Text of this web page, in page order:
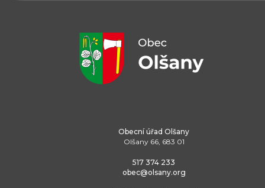
Obecní úřad Olšany
Olšany 66, 683 01
517 374 233
obec@olsany.org